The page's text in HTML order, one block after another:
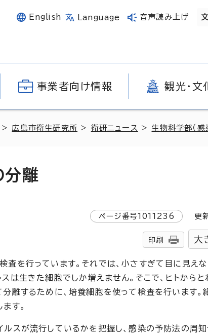
English Language 音声読み上げ
事業者向け情報 観光・文
> 広島市衛生研究所 > 衛研ニュース > 生物科学部（感
分離
ページ番号1011236 更
印刷 大
を行っています。それでは、小さすぎて目に見えな
は生きた細胞でしか増えません。そこで、ヒトから
離するために、培養細胞を使って検査を行います。
す。
ルスが流行しているかを把握し、感染の予防法の周